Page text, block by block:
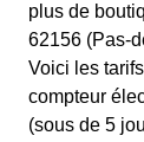
plus de
62156 (Pas-
Voici les
compteur
(sous de 5